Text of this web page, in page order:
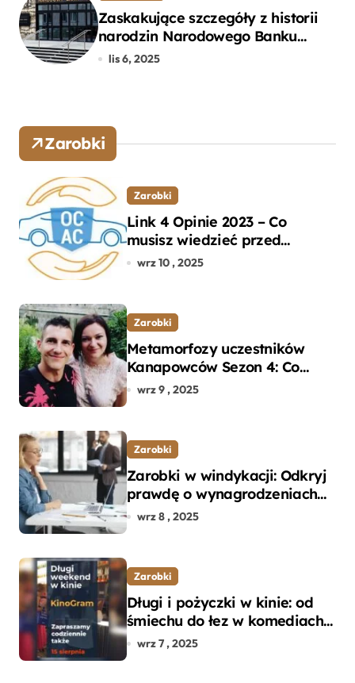
Zaskakujące szczegóły z historii
narodzin Narodowego Banku
Polskiego, o których mogłeś nie
lis 6, 2025
Zarobki
Zarobki
Link 4 Opinie 2023 – Co
musisz wiedzieć przed
wyborem ubezpieczenia OC i
wrz 10 , 2025
Zarobki
Metamorfozy uczestników
Kanapowców Sezon 4: Co
naprawdę zaskoczyło
wrz 9 , 2025
Zarobki
Zarobki w windykacji: Odkryj
prawdę o wynagrodzeniach
specjalistów w branży
wrz 8 , 2025
Zarobki
Długi i pożyczki w kinie: od
śmiechu do łez w komediach i
dramatach
wrz 7 , 2025